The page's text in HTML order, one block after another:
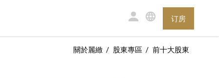
订房
關於麗緻 股東專區 前十大股東